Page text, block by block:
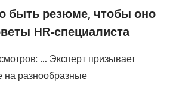
быть резюме, чтобы оно
HR-специалиста
… Эксперт призывает
на разнообразные